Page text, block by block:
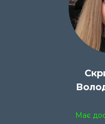
Має